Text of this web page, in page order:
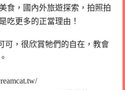
食，國內外旅遊探索，拍照拍
吃更多的正當理由！
可， 很欣賞牠們的自在，教會